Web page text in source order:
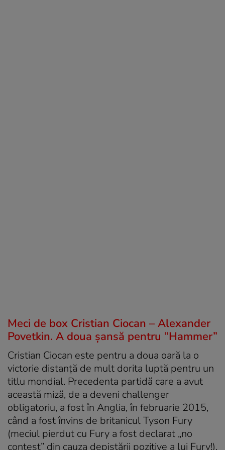
Meci de box Cristian Ciocan – Alexander
Povetkin. A doua şansă pentru ”Hammer”
Cristian Ciocan este pentru a doua oară la o
victorie distanţă de mult dorita luptă pentru un
titlu mondial. Precedenta partidă care a avut
această miză, de a deveni challenger
obligatoriu, a fost în Anglia, în februarie 2015,
când a fost învins de britanicul Tyson Fury
(meciul pierdut cu Fury a fost declarat „no
contest” din cauza depistării pozitive a lui Fury!).